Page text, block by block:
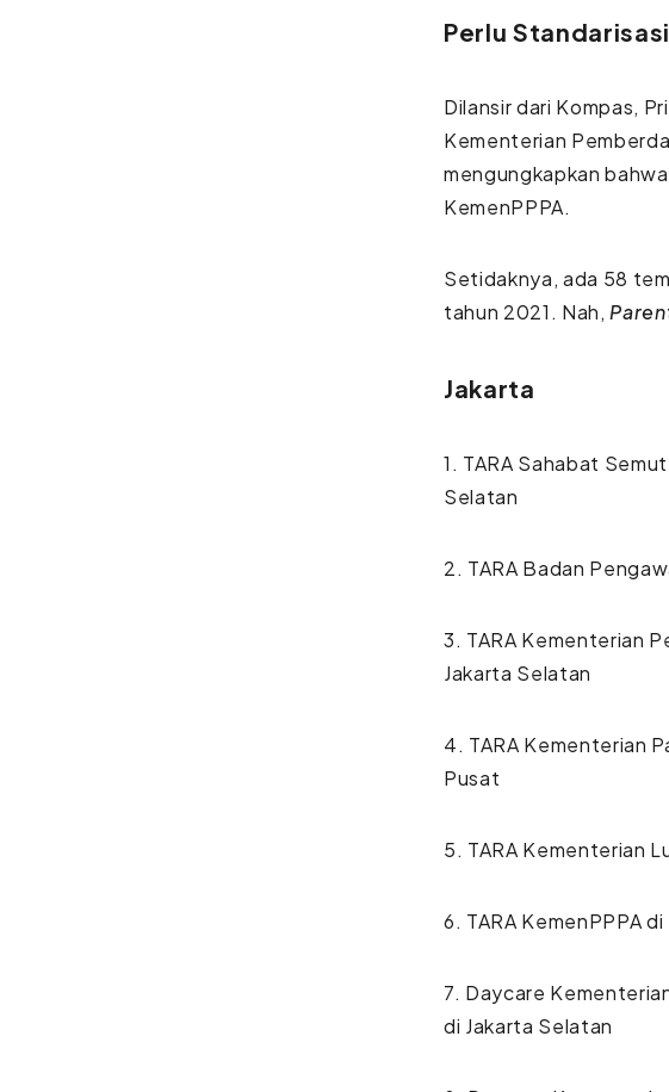
Perlu
Dilansir dari Kompas,
Kementerian
mengungkapkan
KemenPPPA.
Setidaknya, ada 58
tahun 2021. Nah,
Jakarta
1. TARA Sahabat
Selatan
2. TARA Badan
3. TARA Kementerian
Jakarta Selatan
4. TARA Kementerian
Pusat
5. TARA Kementerian
6. TARA KemenPPPA
7. Daycare
di Jakarta Selatan